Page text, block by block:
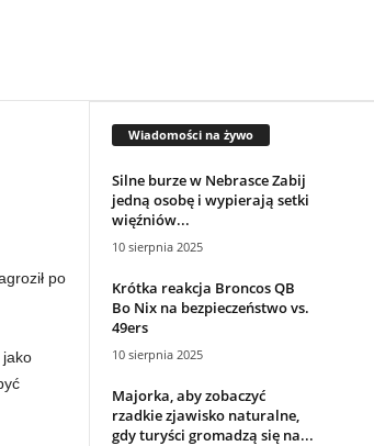
po
Wiadomości na żywo
Silne burze w Nebrasce Zabij
jedną osobę i wypierają setki
więźniów...
10 sierpnia 2025
Krótka reakcja Broncos QB
Bo Nix na bezpieczeństwo vs.
49ers
10 sierpnia 2025
Majorka, aby zobaczyć
rzadkie zjawisko naturalne,
gdy turyści gromadzą się na...